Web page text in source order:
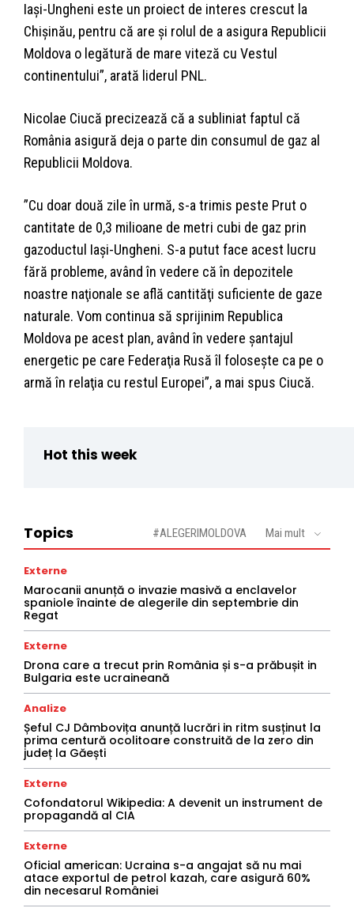
Iaşi-Ungheni este un proiect de interes crescut la
Chişinău, pentru că are şi rolul de a asigura Republicii
Moldova o legătură de mare viteză cu Vestul
continentului”, arată liderul PNL.
Nicolae Ciucă precizează că a subliniat faptul că
România asigură deja o parte din consumul de gaz al
Republicii Moldova.
”Cu doar două zile în urmă, s-a trimis peste Prut o
cantitate de 0,3 milioane de metri cubi de gaz prin
gazoductul Iaşi-Ungheni. S-a putut face acest lucru
fără probleme, având în vedere că în depozitele
noastre naţionale se află cantităţi suficiente de gaze
naturale. Vom continua să sprijinim Republica
Moldova pe acest plan, având în vedere şantajul
energetic pe care Federaţia Rusă îl foloseşte ca pe o
armă în relaţia cu restul Europei”, a mai spus Ciucă.
Hot this week
Topics #ALEGERIMOLDOVA Mai mult
Externe
Marocanii anunță o invazie masivă a enclavelor
spaniole înainte de alegerile din septembrie din
Regat
Externe
Drona care a trecut prin România și s-a prăbușit in
Bulgaria este ucraineană
Analize
Șeful CJ Dâmbovița anunță lucrări in ritm susținut la
prima centură ocolitoare construită de la zero din
județ la Găești
Externe
Cofondatorul Wikipedia: A devenit un instrument de
propagandă al CIA
Externe
Oficial american: Ucraina s-a angajat să nu mai
atace exportul de petrol kazah, care asigură 60%
din necesarul României